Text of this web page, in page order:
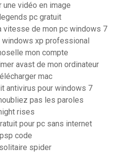
une vidéo en image
pc gratuit
vitesse de mon pc windows 7
xp professional
mon compte
avast de mon ordinateur
mac
antivirus pour windows 7
pas les paroles
rises
pour pc sans internet
code
spider